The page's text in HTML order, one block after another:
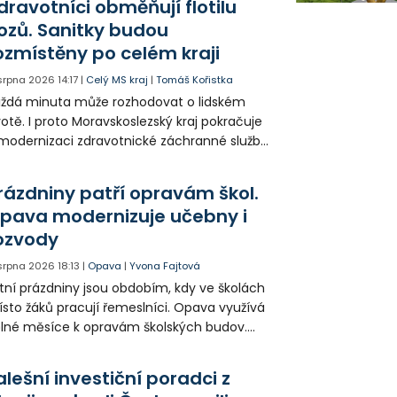
obměňují flotilu
Sanitky budou
po celém kraji
2026 14:17 | Celý MS kraj |Tomáš Kořistka
minuta může rozhodovat o lidském
I proto Moravskoslezský kraj pokračuje
zdravotnické záchranné služby
patří opravám škol.
modernizuje učebny i
2026 18:13 | Opava |Yvona Fajtová
prázdniny jsou obdobím, kdy ve školách
žáků pracují řemeslníci. Opava využívá
měsíce k opravám školských budov.
investiční poradci z